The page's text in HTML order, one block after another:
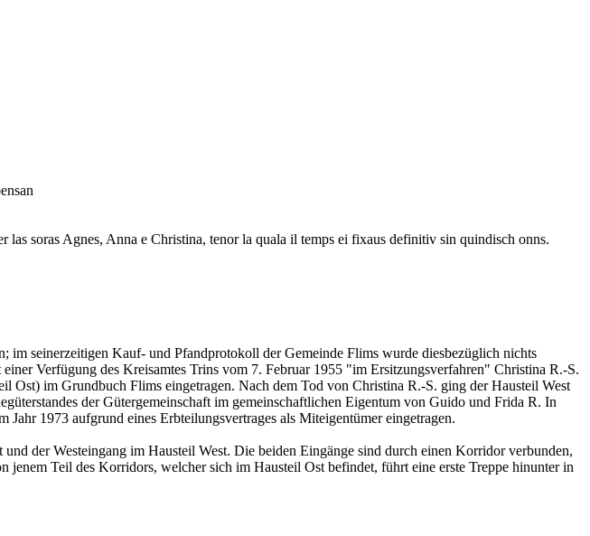
soras Agnes, Anna e Christina, tenor la quala il temps ei fixaus definitiv sin quindisch onns.
seinerzeitigen Kauf- und Pfandprotokoll der Gemeinde Flims wurde diesbezüglich nichts
Verfügung des Kreisamtes Trins vom 7. Februar 1955 "im Ersitzungsverfahren" Christina R.-S.
Ost) im Grundbuch Flims eingetragen. Nach dem Tod von Christina R.-S. ging der Hausteil West
der Gütergemeinschaft im gemeinschaftlichen Eigentum von Guido und Frida R. In
1973 aufgrund eines Erbteilungsvertrages als Miteigentümer eingetragen.
der Westeingang im Hausteil West. Die beiden Eingänge sind durch einen Korridor verbunden,
Teil des Korridors, welcher sich im Hausteil Ost befindet, führt eine erste Treppe hinunter in